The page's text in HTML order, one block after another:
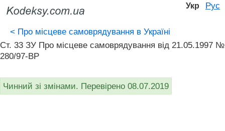
Укр Рус
< Про місцеве самоврядування в Україні
Ст. 33 ЗУ Про місцеве самоврядування вiд 21.05.1997 №
280/97-ВР
Чинний зі змінами. Перевірено 08.07.2019